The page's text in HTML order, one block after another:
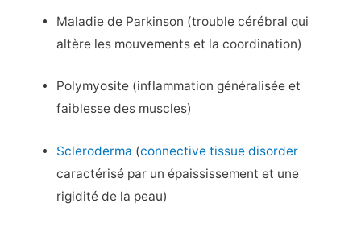
Maladie de Parkinson (trouble cérébral qui
altère les mouvements et la coordination)
Polymyosite (inflammation généralisée et
faiblesse des muscles)
Scleroderma (connective tissue disorder
caractérisé par un épaississement et une
rigidité de la peau)